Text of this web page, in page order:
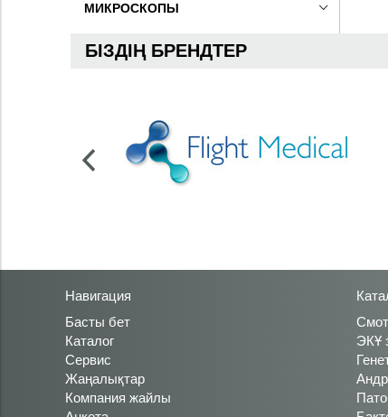
МИКРОСКОПЫ
БІЗДІҢ БРЕНДТЕР
Навигация
Басты бет
Каталог
Сервис
Жаңалықтар
Компания жайлы
ЭКҰ